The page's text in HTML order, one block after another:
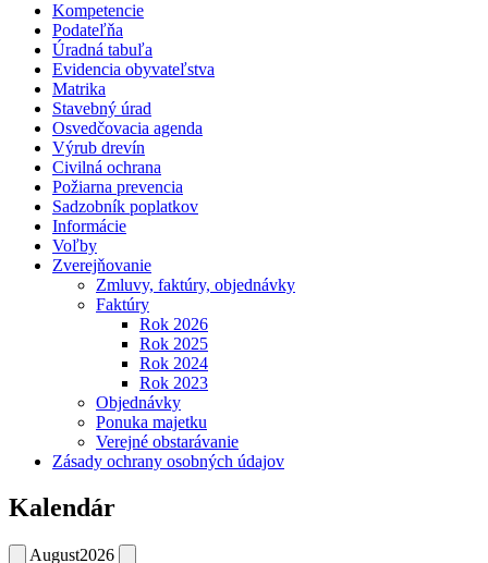
Kompetencie
Podateľňa
Úradná tabuľa
Evidencia obyvateľstva
Matrika
Stavebný úrad
Osvedčovacia agenda
Výrub drevín
Civilná ochrana
Požiarna prevencia
Sadzobník poplatkov
Informácie
Voľby
Zverejňovanie
Zmluvy, faktúry, objednávky
Faktúry
Rok 2026
Rok 2025
Rok 2024
Rok 2023
Objednávky
Ponuka majetku
Verejné obstarávanie
Zásady ochrany osobných údajov
Kalendár
August2026